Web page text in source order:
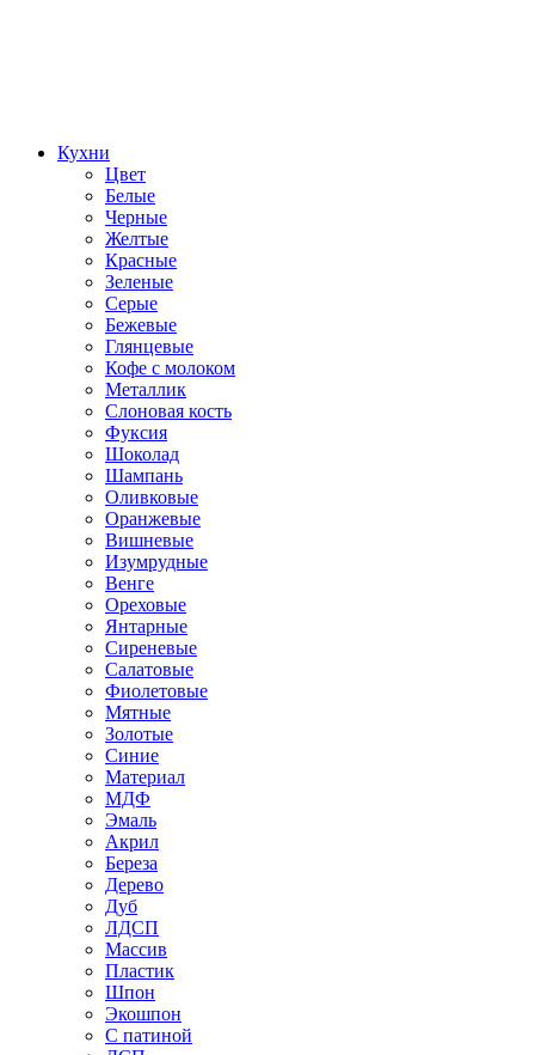
Кухни
Цвет
Белые
Черные
Желтые
Красные
Зеленые
Серые
Бежевые
Глянцевые
Кофе с молоком
Металлик
Слоновая кость
Фуксия
Шоколад
Шампань
Оливковые
Оранжевые
Вишневые
Изумрудные
Венге
Ореховые
Янтарные
Сиреневые
Салатовые
Фиолетовые
Мятные
Золотые
Синие
Материал
МДФ
Эмаль
Акрил
Береза
Дерево
Дуб
ЛДСП
Массив
Пластик
Шпон
Экошпон
С патиной